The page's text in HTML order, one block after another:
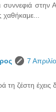
συννεφιά στην
7
ζέστη έχεις